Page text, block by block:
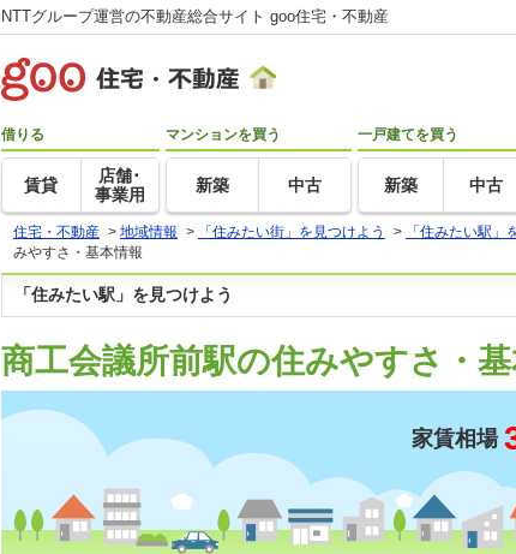
NTTグループ運営の不動産総合サイト goo住宅・不動産
借りる
賃貸
店舗･
事業用
マンションを買う
新築 中古
一戸建てを買う
新築 中古
住宅・不動産 > 地域情報 > 「住みたい街」を見つけよう > 「住みたい駅」
みやすさ・基本情報
「住みたい駅」を見つけよう
商工会議所前駅の住みやすさ・
家賃相場